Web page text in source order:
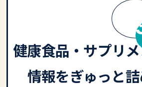
健康食品・サプリ
情報をぎゅっと